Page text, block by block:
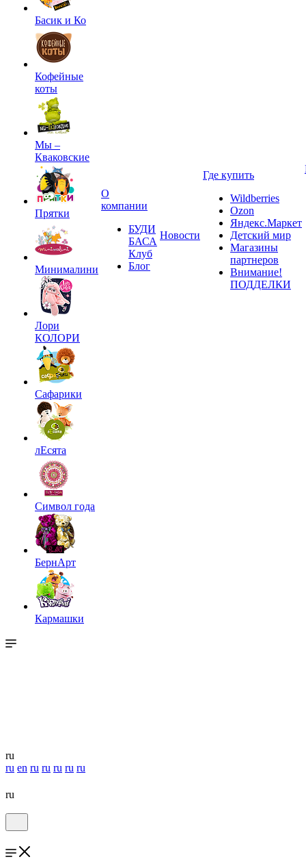
Басик и Ко
Кофейные
коты
Мы –
Кваковские
Прятки
Минималини
Лори
КОЛОРИ
Сафарики
лЕсята
Символ года
БернАрт
Кармашки
О
компании
БУДИ
БАСА
Клуб
Блог
Новости
Где купить
Wildberries
Ozon
Яндекс.Маркет
Детский мир
Магазины
партнеров
Внимание!
ПОДДЕЛКИ
ru
ru en ru ru ru ru ru
ru